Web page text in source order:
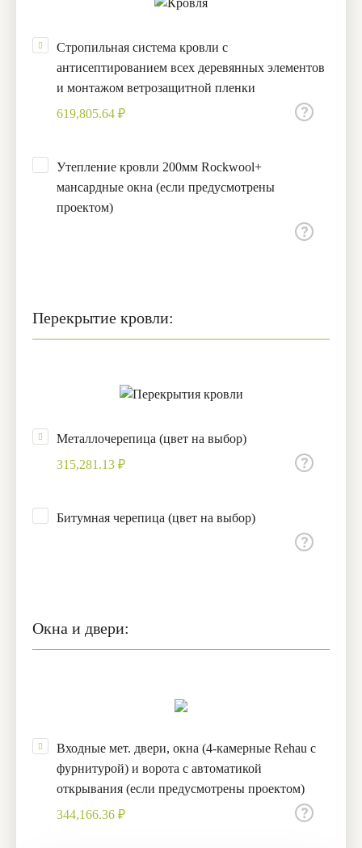
Стропильная система кровли с
антисептированием всех деревянных элементов
и монтажом ветрозащитной пленки
619,805.64 ₽
Утепление кровли 200мм Rockwool+
мансардные окна (если предусмотрены
проектом)
Перекрытие кровли:
Металлочерепица (цвет на выбор)
315,281.13 ₽
Битумная черепица (цвет на выбор)
Окна и двери:
Входные мет. двери, окна (4-камерные Rehau с
фурнитурой) и ворота с автоматикой
открывания (если предусмотрены проектом)
344,166.36 ₽